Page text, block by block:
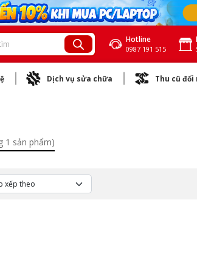
Hotline
0987 191 515
Dịch vụ sửa chữa Thu cũ đổi
1 sản phẩm)